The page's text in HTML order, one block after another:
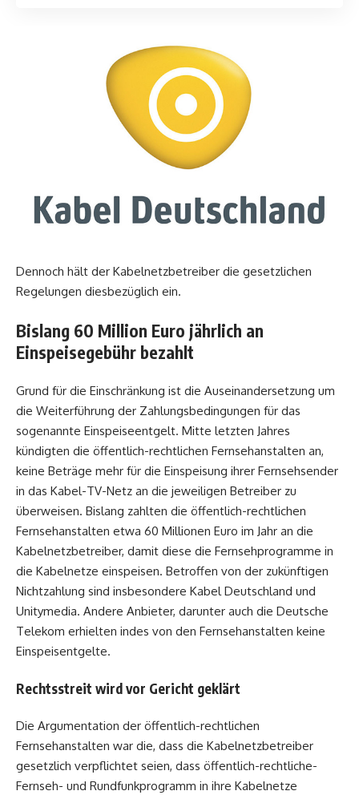
Dennoch hält der Kabelnetzbetreiber die gesetzlichen
Regelungen diesbezüglich ein.
Bislang 60 Million Euro jährlich an
Einspeisegebühr bezahlt
Grund für die Einschränkung ist die Auseinandersetzung um
die Weiterführung der Zahlungsbedingungen für das
sogenannte Einspeiseentgelt. Mitte letzten Jahres
kündigten die öffentlich-rechtlichen Fernsehanstalten an,
keine Beträge mehr für die Einspeisung ihrer Fernsehsender
in das Kabel-TV-Netz an die jeweiligen Betreiber zu
überweisen. Bislang zahlten die öffentlich-rechtlichen
Fernsehanstalten etwa 60 Millionen Euro im Jahr an die
Kabelnetzbetreiber, damit diese die Fernsehprogramme in
die Kabelnetze einspeisen. Betroffen von der zukünftigen
Nichtzahlung sind insbesondere Kabel Deutschland und
Unitymedia. Andere Anbieter, darunter auch die Deutsche
Telekom erhielten indes von den Fernsehanstalten keine
Einspeisentgelte.
Rechtsstreit wird vor Gericht geklärt
Die Argumentation der öffentlich-rechtlichen
Fernsehanstalten war die, dass die Kabelnetzbetreiber
gesetzlich verpflichtet seien, dass öffentlich-rechtliche-
Fernseh- und Rundfunkprogramm in ihre Kabelnetze